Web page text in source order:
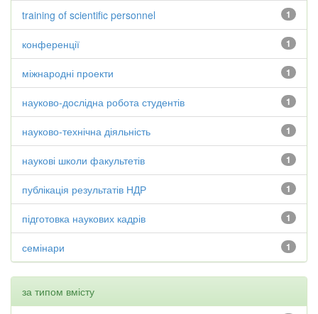
1
training of scientific personnel
1
конференції
1
міжнародні проекти
1
науково-дослідна робота студентів
1
науково-технічна діяльність
1
наукові школи факультетів
1
публікація результатів НДР
1
підготовка наукових кадрів
1
семінари
за типом вмісту